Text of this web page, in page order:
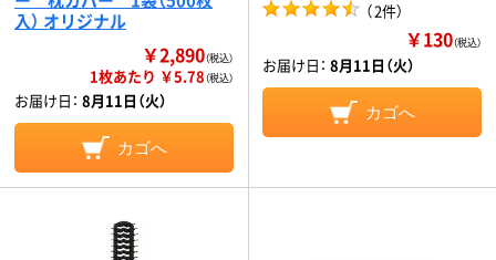
入） オリジナル
￥2,890（税込）
1枚あたり ￥5.78（税込）
お届け日： 8月11日（火）
カゴへ
（2件）
￥130（税込）
お届け日： 8月11日（火）
カゴへ